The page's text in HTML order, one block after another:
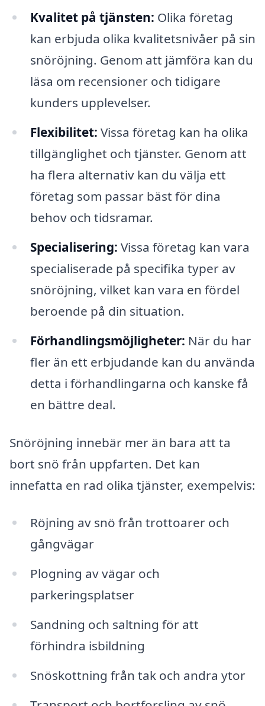
Kvalitet på tjänsten: Olika företag
kan erbjuda olika kvalitetsnivåer på sin
snöröjning. Genom att jämföra kan du
läsa om recensioner och tidigare
kunders upplevelser.
Flexibilitet: Vissa företag kan ha olika
tillgänglighet och tjänster. Genom att
ha flera alternativ kan du välja ett
företag som passar bäst för dina
behov och tidsramar.
Specialisering: Vissa företag kan vara
specialiserade på specifika typer av
snöröjning, vilket kan vara en fördel
beroende på din situation.
Förhandlingsmöjligheter: När du har
fler än ett erbjudande kan du använda
detta i förhandlingarna och kanske få
en bättre deal.
Snöröjning innebär mer än bara att ta
bort snö från uppfarten. Det kan
innefatta en rad olika tjänster, exempelvis:
Röjning av snö från trottoarer och
gångvägar
Plogning av vägar och
parkeringsplatser
Sandning och saltning för att
förhindra isbildning
Snöskottning från tak och andra ytor